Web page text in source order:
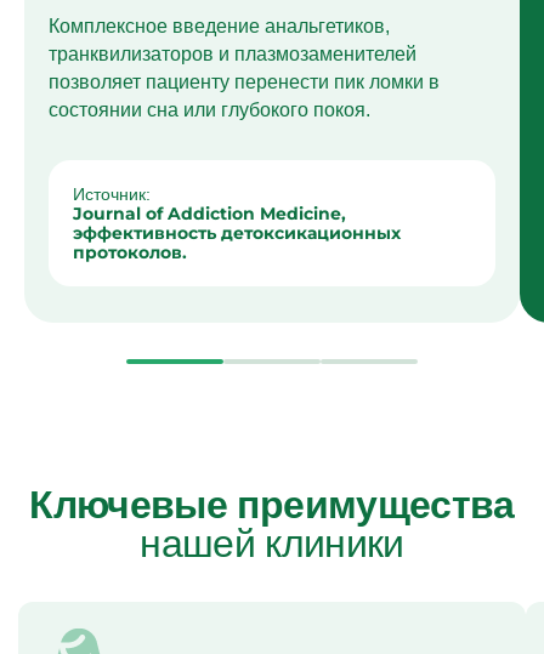
Комплексное введение анальгетиков,
транквилизаторов и плазмозаменителей
позволяет пациенту перенести пик ломки в
состоянии сна или глубокого покоя.
Источник:
Journal of Addiction Medicine,
эффективность детоксикационных
протоколов.
Ключевые преимущества
нашей клиники